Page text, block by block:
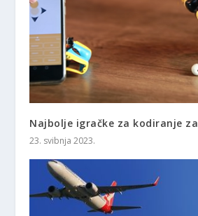
Najbolje igračke za kodiranje
23. svibnja 2023.